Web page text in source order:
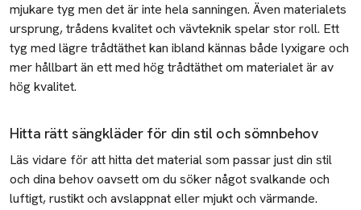
Art deco inredning
Duka snyggt
Glasguide
Dukning till kräftskiva
Inred sovrum
mjukare tyg men det är inte hela sanningen. Även materialets
ursprung, trådens kvalitet och vävteknik spelar stor roll. Ett
tyg med lägre trådtäthet kan ibland kännas både lyxigare och
mer hållbart än ett med hög trådtäthet om materialet är av
hög kvalitet.
Hitta rätt sängkläder för din stil och sömnbehov
Läs vidare för att hitta det material som passar just din stil
och dina behov oavsett om du söker något svalkande och
luftigt, rustikt och avslappnat eller mjukt och värmande.